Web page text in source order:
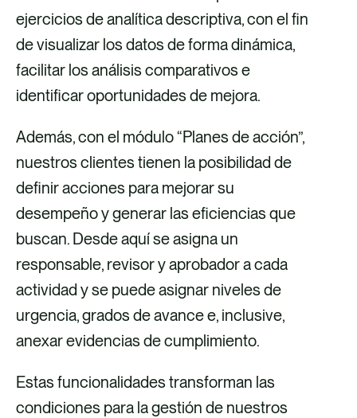
ejercicios de analítica descriptiva, con el fin
de visualizar los datos de forma dinámica,
facilitar los análisis comparativos e
identificar oportunidades de mejora.
Además, con el módulo “Planes de acción”,
nuestros clientes tienen la posibilidad de
definir acciones para mejorar su
desempeño y generar las eficiencias que
buscan. Desde aquí se asigna un
responsable, revisor y aprobador a cada
actividad y se puede asignar niveles de
urgencia, grados de avance e, inclusive,
anexar evidencias de cumplimiento.
Estas funcionalidades transforman las
condiciones para la gestión de nuestros